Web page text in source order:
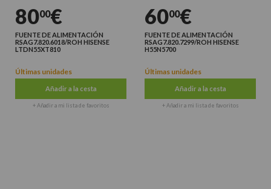
8000€
FUENTE DE ALIMENTACIÓN
RSAG7.820.6018/ROH HISENSE
LTDN55XT810
Últimas unidades
Añadir a la cesta
+ Añadir a mi lista de favoritos
6000€
FUENTE DE ALIMENTACIÓN
RSAG7.820.7299/ROH HISENSE
H55N5700
Últimas unidades
Añadir a la cesta
+ Añadir a mi lista de favoritos